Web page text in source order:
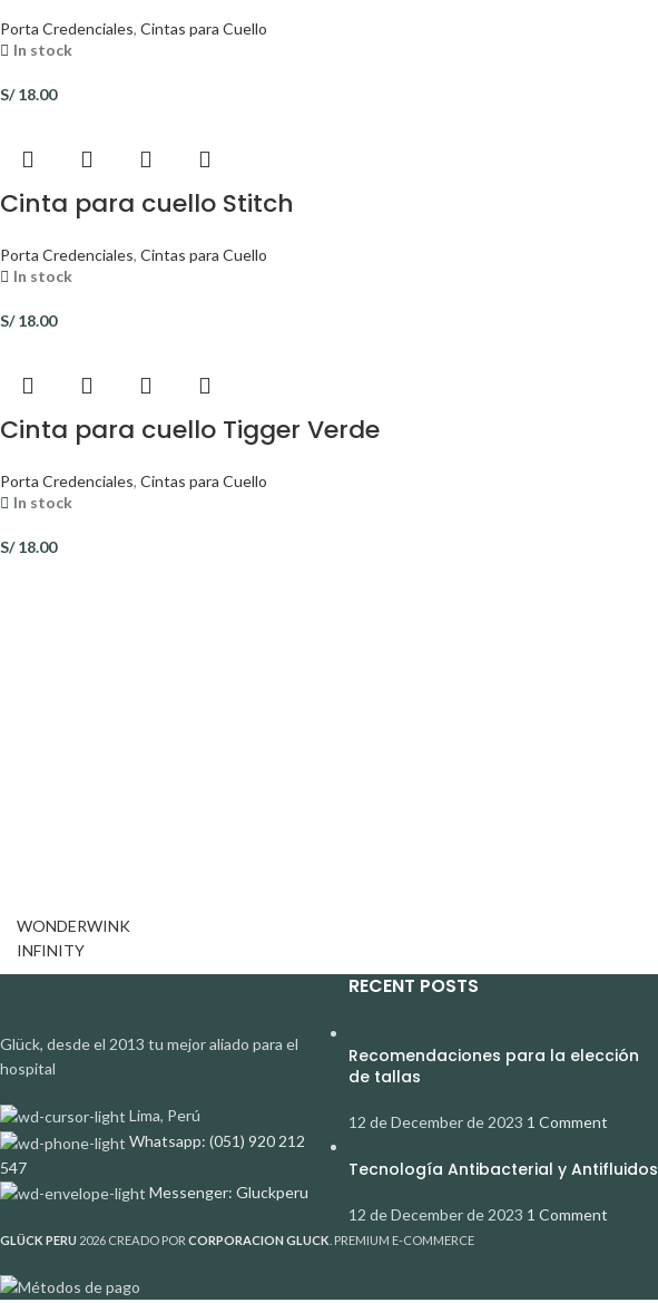
Porta Credenciales, Cintas para Cuello
In stock
S/18.00
Cinta para cuello Stitch
Porta Credenciales, Cintas para Cuello
In stock
S/18.00
Cinta para cuello Tigger Verde
Porta Credenciales, Cintas para Cuello
In stock
S/18.00
WONDERWINK
INFINITY
Glück, desde el 2013 tu mejor aliado para el
hospital
Lima, Perú
Whatsapp: (051) 920 212
547
Messenger: Gluckperu
RECENT POSTS
Recomendaciones para la elección
de tallas
12 de December de 2023 1 Comment
Tecnología Antibacterial y Antifluidos
12 de December de 2023 1 Comment
GLÜCK PERU 2026 CREADO POR CORPORACION GLUCK . PREMIUM E-COMMERCE